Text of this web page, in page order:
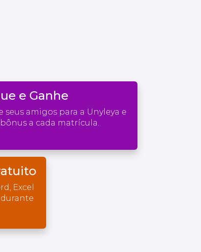
e Ganhe
seus amigos para a Unyleya e
a cada matrícula.
Excel